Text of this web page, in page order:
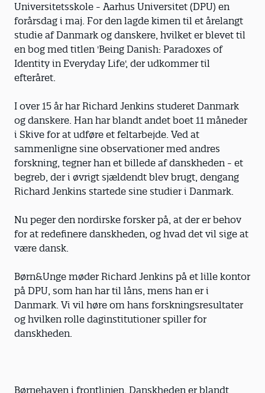
Universitetsskole - Aarhus Universitet (DPU) en
forårsdag i maj. For den lagde kimen til et årelangt
studie af Danmark og danskere, hvilket er blevet til
en bog med titlen 'Being Danish: Paradoxes of
Identity in Everyday Life', der udkommer til
efteråret.
I over 15 år har Richard Jenkins studeret Danmark
og danskere. Han har blandt andet boet 11 måneder
i Skive for at udføre et feltarbejde. Ved at
sammenligne sine observationer med andres
forskning, tegner han et billede af danskheden - et
begreb, der i øvrigt sjældendt blev brugt, dengang
Richard Jenkins startede sine studier i Danmark.
Nu peger den nordirske forsker på, at der er behov
for at redefinere danskheden, og hvad det vil sige at
være dansk.
Børn&Unge møder Richard Jenkins på et lille kontor
på DPU, som han har til låns, mens han er i
Danmark. Vi vil høre om hans forskningsresultater
og hvilken rolle daginstitutioner spiller for
danskheden.
Børnehaven i frontlinjen. Danskheden er blandt